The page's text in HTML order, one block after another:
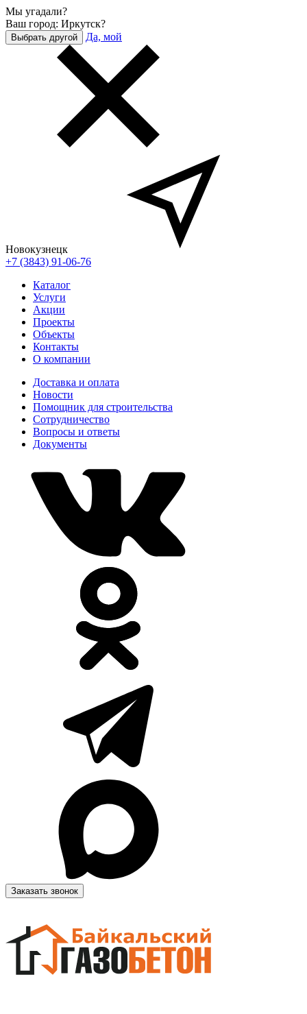
Мы угадали?
Ваш город: Иркутск?
Выбрать другой Да, мой
Новокузнецк
+7 (3843) 91-06-76
Каталог
Услуги
Акции
Проекты
Объекты
Контакты
О компании
Доставка и оплата
Новости
Помощник для строительства
Сотрудничество
Вопросы и ответы
Документы
Заказать звонок